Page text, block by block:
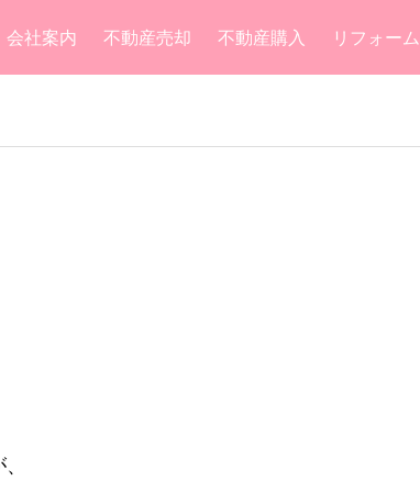
会社案内 不動産売却 不動産購入 リフォーム